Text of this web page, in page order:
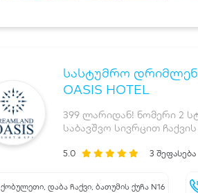
სასტუმრო
OASIS HOTEL
399 ლარიდან! ნომერი 2
საბავშვო სივრცით
5.0 3 შეფასება
ქობულეთი, დაბა ჩაქვი, ბათუმის ქუჩა N16